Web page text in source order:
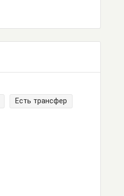
Есть трансфер